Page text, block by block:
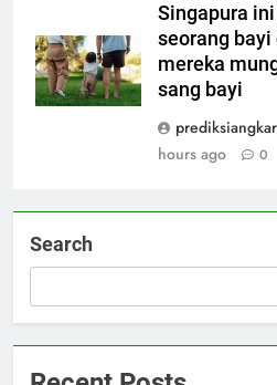
Singapura
seorang
mereka
sang bayi
hours ago
0
Search